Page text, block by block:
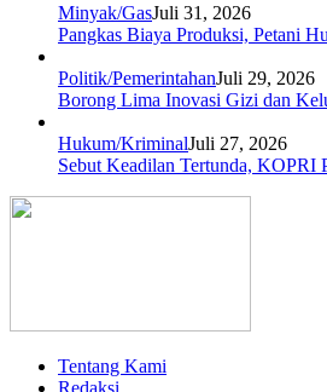
Minyak/GasJuli 31, 2026
Pangkas Biaya Produksi, Petani
Politik/PemerintahanJuli 29, 2026
Borong Lima Inovasi Gizi dan
Hukum/KriminalJuli 27, 2026
Sebut Keadilan Tertunda,
Tentang Kami
Redaksi